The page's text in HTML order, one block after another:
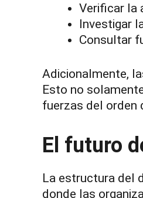
Verificar la
Investigar
Consultar
Adicionalmente,
Esto no
fuerzas del orden
El futuro
La estructura del
donde las